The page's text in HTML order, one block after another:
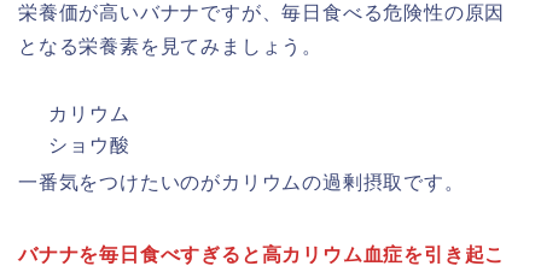
栄養価が高いバナナですが、毎日食べる危険性の原因
となる栄養素を見てみましょう。
カリウム
ショウ酸
一番気をつけたいのがカリウムの過剰摂取です。
バナナを毎日食べすぎると高カリウム血症を引き起こ